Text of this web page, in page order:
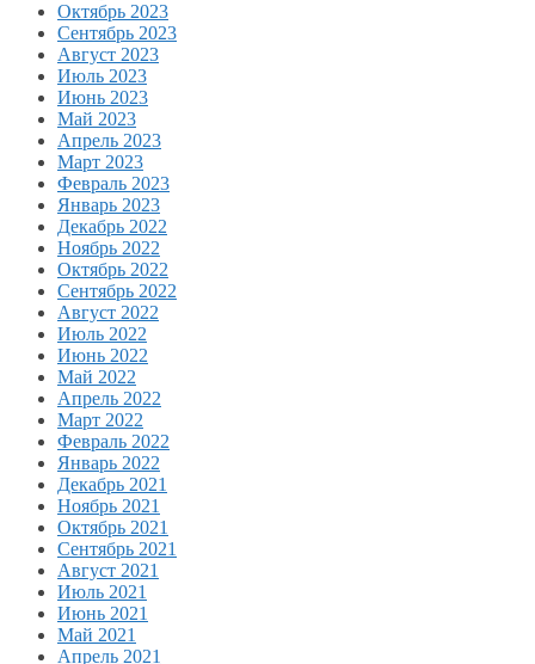
Октябрь 2023
Сентябрь 2023
Август 2023
Июль 2023
Июнь 2023
Май 2023
Апрель 2023
Март 2023
Февраль 2023
Январь 2023
Декабрь 2022
Ноябрь 2022
Октябрь 2022
Сентябрь 2022
Август 2022
Июль 2022
Июнь 2022
Май 2022
Апрель 2022
Март 2022
Февраль 2022
Январь 2022
Декабрь 2021
Ноябрь 2021
Октябрь 2021
Сентябрь 2021
Август 2021
Июль 2021
Июнь 2021
Май 2021
Апрель 2021